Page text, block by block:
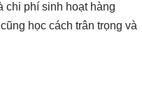
chi phí sinh hoạt hàng
học cách trân trọng và